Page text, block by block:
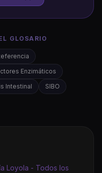
GLOSARIO
Enzimáticos
Intestinal SIBO
Loyola - Todos los